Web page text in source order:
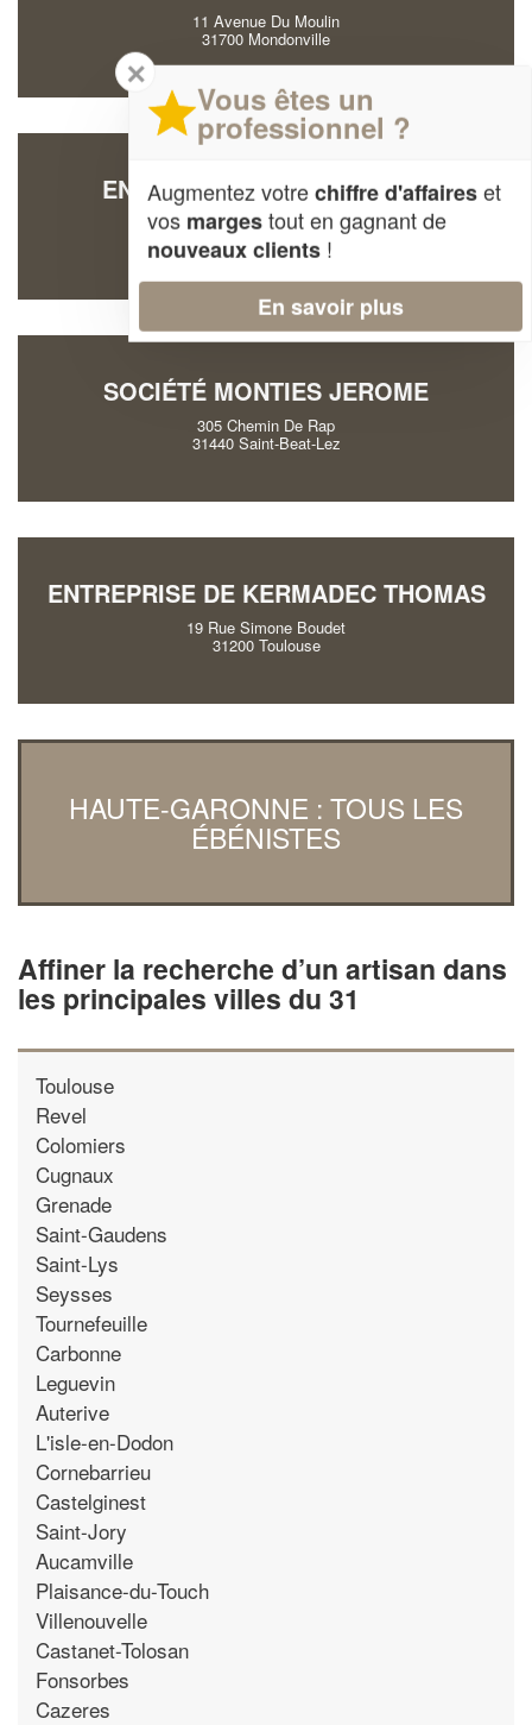
11 Avenue Du Moulin
31700 Mondonville
ENTREPRISE ALLA CYPRIEN
401 Route De Seysses
31100 Toulouse
SOCIÉTÉ MONTIES JEROME
305 Chemin De Rap
31440 Saint-Beat-Lez
ENTREPRISE DE KERMADEC THOMAS
19 Rue Simone Boudet
31200 Toulouse
HAUTE-GARONNE : TOUS LES
ÉBÉNISTES
Affiner la recherche d’un artisan dans
les principales villes du 31
Toulouse
Revel
Colomiers
Cugnaux
Grenade
Saint-Gaudens
Saint-Lys
Seysses
Tournefeuille
Carbonne
Leguevin
Auterive
L'isle-en-Dodon
Cornebarrieu
Castelginest
Saint-Jory
Aucamville
Plaisance-du-Touch
Villenouvelle
Castanet-Tolosan
Fonsorbes
Cazeres
✕
Vous êtes un
professionnel ?
Augmentez votrechiffre d'affaireset
vos margestout en gagnant de
nouveaux clients !
En savoir plus